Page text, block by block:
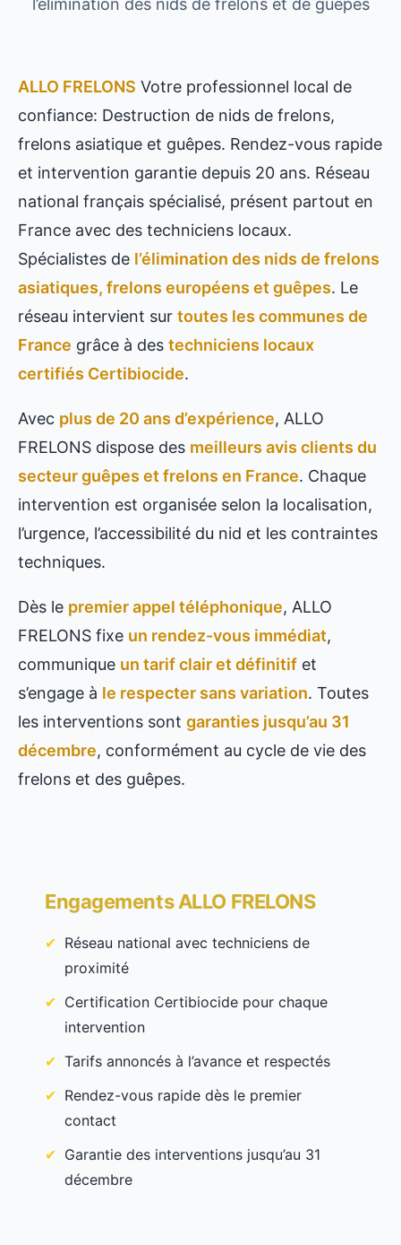
l’élimination des nids de frelons et de guêpes
ALLO FRELONS Votre professionnel local de
confiance: Destruction de nids de frelons,
frelons asiatique et guêpes. Rendez-vous rapide
et intervention garantie depuis 20 ans. Réseau
national français spécialisé, présent partout en
France avec des techniciens locaux.
Spécialistes de l’élimination des nids de frelons
asiatiques, frelons européens et guêpes. Le
réseau intervient sur toutes les communes de
France grâce à des techniciens locaux
certifiés Certibiocide.
Avec plus de 20 ans d’expérience, ALLO
FRELONS dispose des meilleurs avis clients du
secteur guêpes et frelons en France. Chaque
intervention est organisée selon la localisation,
l’urgence, l’accessibilité du nid et les contraintes
techniques.
Dès le premier appel téléphonique, ALLO
FRELONS fixe un rendez-vous immédiat,
communique un tarif clair et définitif et
s’engage à le respecter sans variation. Toutes
les interventions sont garanties jusqu’au 31
décembre, conformément au cycle de vie des
frelons et des guêpes.
Engagements ALLO FRELONS
Réseau national avec techniciens de
proximité
Certification Certibiocide pour chaque
intervention
Tarifs annoncés à l’avance et respectés
Rendez-vous rapide dès le premier
contact
Garantie des interventions jusqu’au 31
décembre